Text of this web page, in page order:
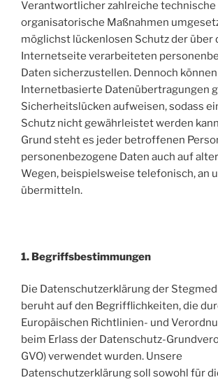
Verantwortlicher zahlreiche technische
organisatorische Maßnahmen
möglichst lückenlosen Schutz der über
Internetseite verarbeiteten
Daten sicherzustellen. Dennoch können
Internetbasierte Datenübertragungen
Sicherheitslücken aufweisen, sodass
Schutz nicht gewährleistet werden
Grund steht es jeder betroffenen
personenbezogene Daten auch auf
Wegen, beispielsweise telefonisch, an
übermitteln.
1. Begriffsbestimmungen
Die Datenschutzerklärung der
beruht auf den Begrifflichkeiten, die
Europäischen Richtlinien- und
beim Erlass der Datenschutz-
GVO) verwendet wurden. Unsere
Datenschutzerklärung soll sowohl für